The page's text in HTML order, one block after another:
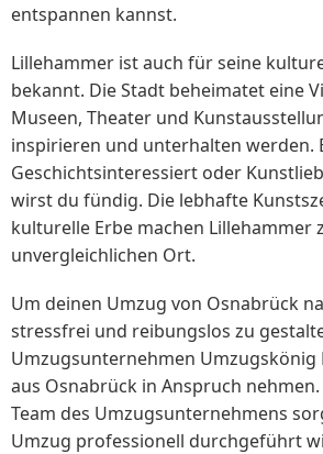
entspannen kannst.
Lillehammer ist auch für seine
bekannt. Die Stadt beheimatet eine
Museen, Theater und
inspirieren und unterhalten werden.
Geschichtsinteressiert oder
wirst du fündig. Die lebhafte
kulturelle Erbe machen Lillehammer
unvergleichlichen Ort.
Um deinen Umzug von Osnabrück
stressfrei und reibungslos zu
Umzugsunternehmen Umzugskönig
aus Osnabrück in Anspruch
Team des Umzugsunternehmens
Umzug professionell durchgeführt